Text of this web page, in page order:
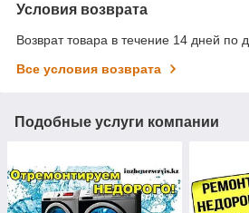
Условия возврата
Возврат товара в течение 14 дней по
Все условия возврата
Подобные услуги компании